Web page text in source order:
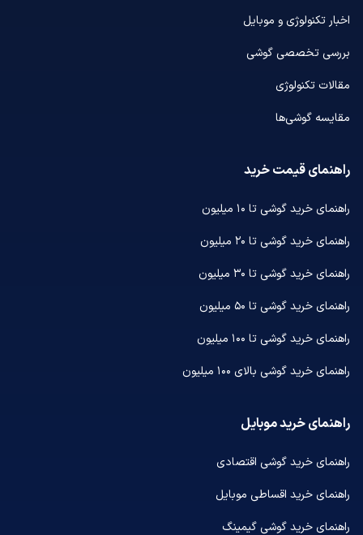
اخبار تکنولوژی و موبایل
بررسی تخصصی گوشی
مقالات تکنولوژی
مقایسه گوشی‌ها
راهنمای قیمت خرید
راهنمای خرید گوشی تا ۱۰ میلیون
راهنمای خرید گوشی تا ۲۰ میلیون
راهنمای خرید گوشی تا ۳۰ میلیون
راهنمای خرید گوشی تا ۵۰ میلیون
راهنمای خرید گوشی تا ۱۰۰ میلیون
راهنمای خرید گوشی بالای ۱۰۰ میلیون
راهنمای خرید موبایل
راهنمای خرید گوشی اقتصادی
راهنمای خرید اقساطی موبایل
راهنمای خرید گوشی گیمینگ